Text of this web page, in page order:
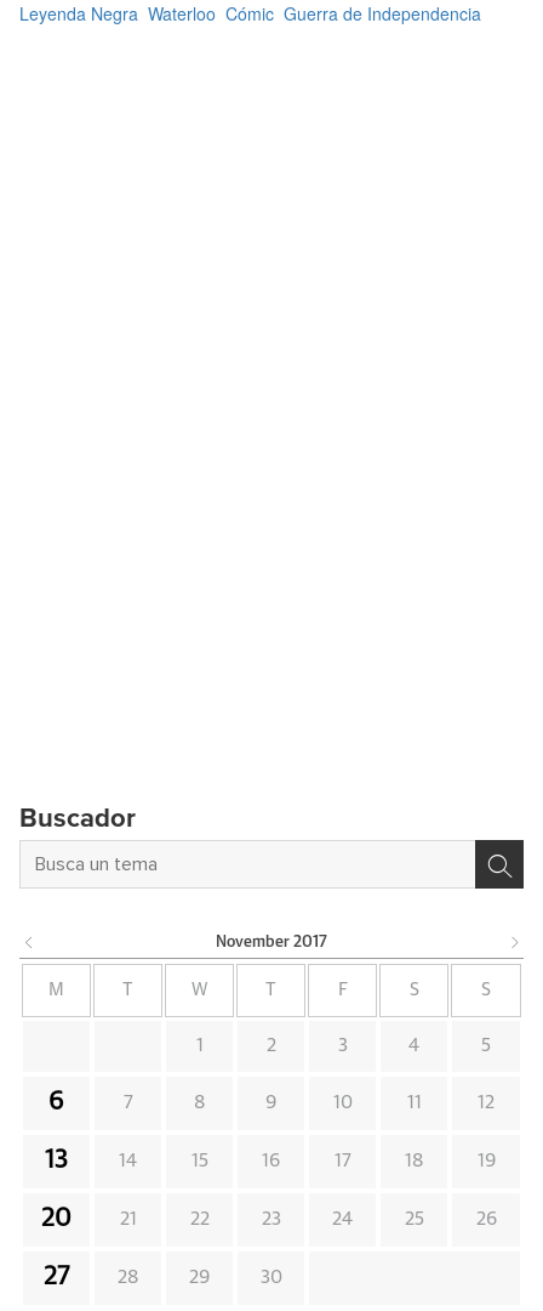
Leyenda Negra Waterloo Cómic Guerra de Independencia
Buscador
November 2017
M W F S S
1 2 3 4 5
6 7 8 9 10 11 12
13 14 15 16 17 18 19
20 21 22 23 24 25 26
27 28 29 30